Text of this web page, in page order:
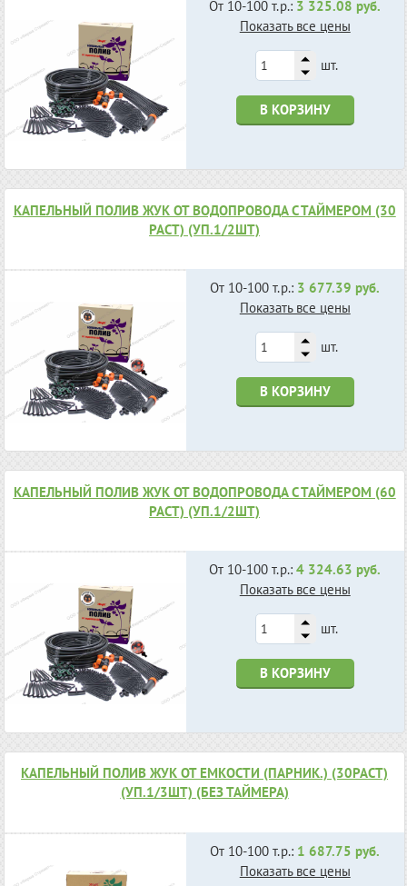
От 10-100 т.р.: 3 325.08 руб.
Показать все цены
шт.
В КОРЗИНУ
КАПЕЛЬНЫЙ ПОЛИВ ЖУК ОТ ВОДОПРОВОДА С ТАЙМЕРОМ (30
РАСТ) (УП.1/2ШТ)
От 10-100 т.р.: 3 677.39 руб.
Показать все цены
шт.
В КОРЗИНУ
КАПЕЛЬНЫЙ ПОЛИВ ЖУК ОТ ВОДОПРОВОДА С ТАЙМЕРОМ (60
РАСТ) (УП.1/2ШТ)
От 10-100 т.р.:4 324.63 руб.
Показать все цены
шт.
В КОРЗИНУ
КАПЕЛЬНЫЙ ПОЛИВ ЖУК ОТ ЕМКОСТИ (ПАРНИК.) (30РАСТ)
(УП.1/3ШТ) (БЕЗ ТАЙМЕРА)
От 10-100 т.р.: 1 687.75 руб.
Показать все цены